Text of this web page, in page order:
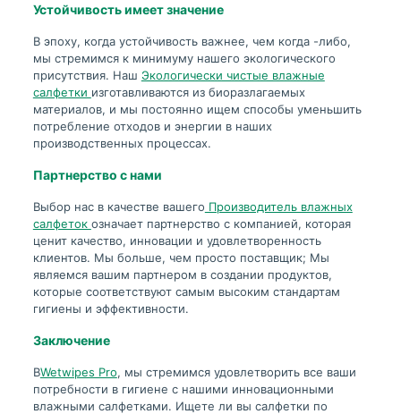
Устойчивость имеет значение
В эпоху, когда устойчивость важнее, чем когда -либо,
мы стремимся к минимуму нашего экологического
присутствия. Наш Экологически чистые влажные
салфетки изготавливаются из биоразлагаемых
материалов, и мы постоянно ищем способы уменьшить
потребление отходов и энергии в наших
производственных процессах.
Партнерство с нами
Выбор нас в качестве вашего Производитель влажных
салфеток означает партнерство с компанией, которая
ценит качество, инновации и удовлетворенность
клиентов. Мы больше, чем просто поставщик; Мы
являемся вашим партнером в создании продуктов,
которые соответствуют самым высоким стандартам
гигиены и эффективности.
Заключение
ВWetwipes Pro, мы стремимся удовлетворить все ваши
потребности в гигиене с нашими инновационными
влажными салфетками. Ищете ли вы салфетки по